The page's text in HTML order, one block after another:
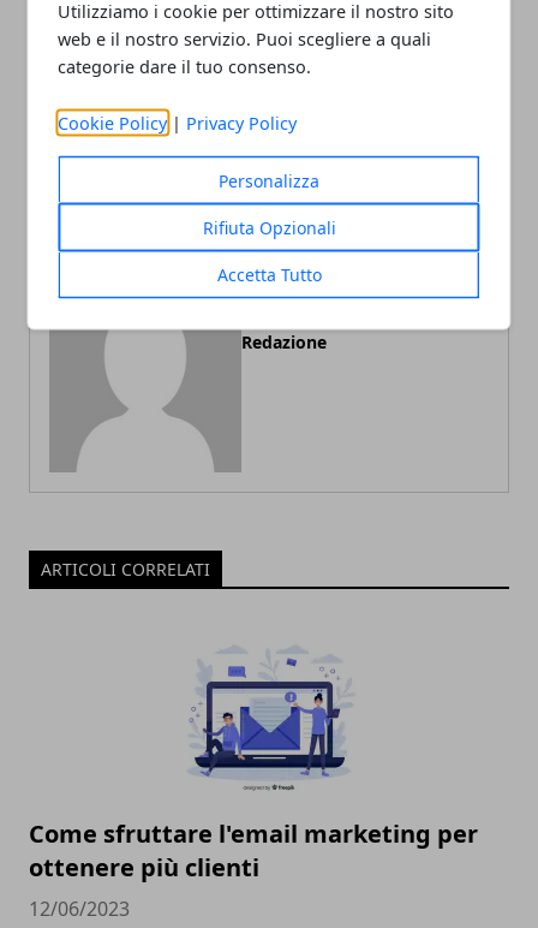
Utilizziamo i cookie per ottimizzare il nostro sito
web e il nostro servizio. Puoi scegliere a quali
categorie dare il tuo consenso.
Cookie Policy | Privacy Policy
Personalizza
Rifiuta Opzionali
Accetta Tutto
Articolo Precedente
Come scegliere il profumo
perfetto per te, le regole
da seguire
recupero
Redazione
ARTICOLI CORRELATI
Come sfruttare l'email marketing per
ottenere più clienti
12/06/2023